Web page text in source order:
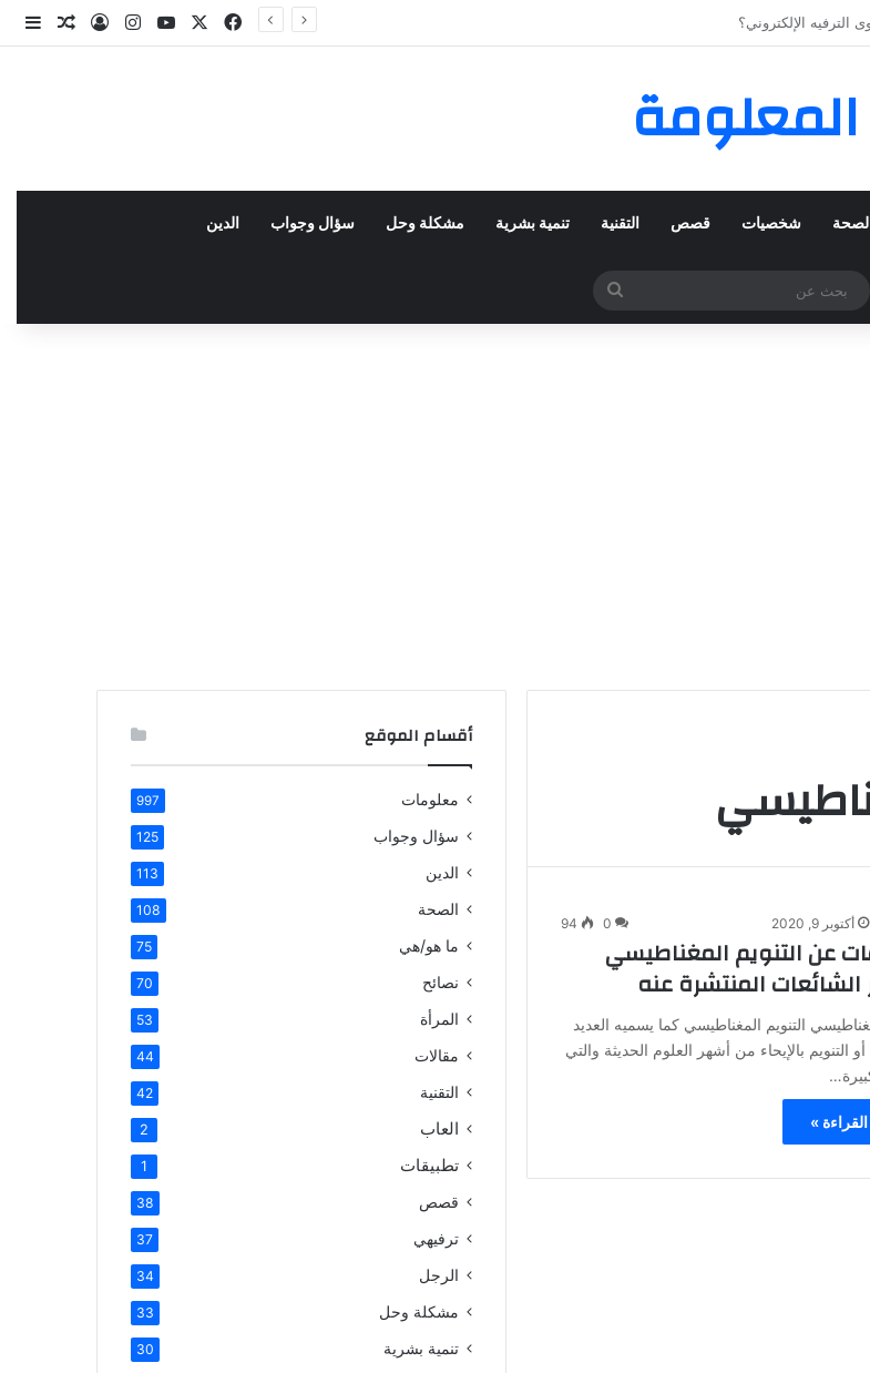
استكشاف رحلة التسوق الذكي. فيسبوك يوتيوبانستقرام
تسجيلمقال
المعلومة
الصحة شخصيات قصص التقنية تنمية بشرية مشكلة وحل سؤال وجواب الدين
عشوائي
بحث
عن
أكتوبر 9, 2020 0
94
عن التنويم المغناطيسي
المنتشرة عنه
التنويم المغناطيسي كما يسميه العديد
التنويم بالإيحاء من أشهر العلوم الحديثة والتي
»
أقسام الموقع
معلومات 997
سؤال وجواب 125
الدين 113
الصحة 108
ما هو/هي 75
نصائح 70
المرأة 53
مقالات 44
التقنية 42
العاب 2
تطبيقات 1
قصص 38
ترفيهي 37
الرجل 34
مشكلة وحل 33
تنمية بشرية 30